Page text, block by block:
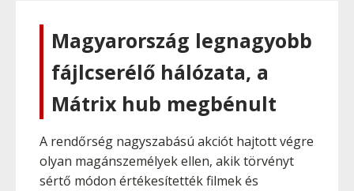
Magyarország legnagyobb
fájlcserélő hálózata, a
Mátrix hub megbénult
A rendőrség nagyszabású akciót hajtott végre
olyan magánszemélyek ellen, akik törvényt
sértő módon értékesítették filmek és